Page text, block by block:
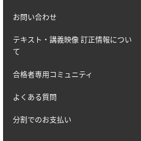
お問い合わせ
テキスト・講義映像 訂正情報につい
て
合格者専用コミュニティ
よくある質問
分割でのお支払い